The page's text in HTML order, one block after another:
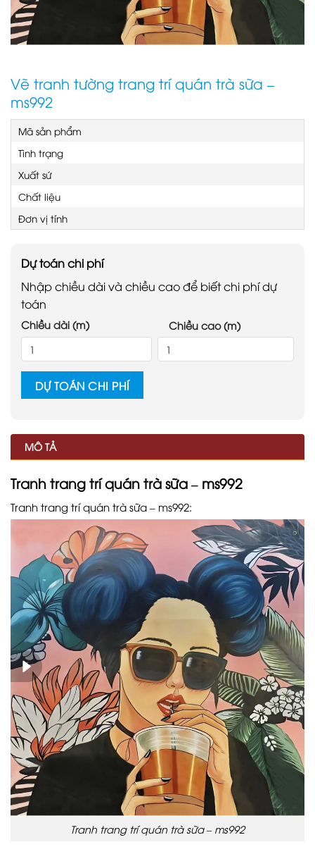
Vẽ tranh tường trang trí quán trà sữa –
ms992
Mã sản phẩm
Tình trạng
Xuất sứ
Chất liệu
Đơn vị tính
Dự toán chi phí
Nhập chiều dài và chiều cao để biết chi phí dự
toán
Chiều dài (m) Chiều cao (m)
DỰ TOÁN CHI PHÍ
MÔ TẢ
Tranh trang trí quán trà sữa – ms992
Tranh trang trí quán trà sữa – ms992:
Tranh trang trí quán trà sữa – ms992